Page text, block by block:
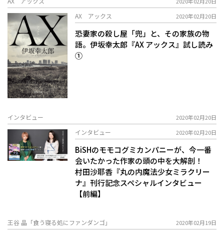
AX アックス 2020年02月20日
恐妻家の殺し屋「兜」と、その家族の物
語。伊坂幸太郎『AX アックス』試し読み
①
インタビュー 2020年02月20日
インタビュー 2020年02月20日
BiSHのモモコグミカンパニーが、今一番
会いたかった作家の頭の中を大解剖！
村田沙耶香『丸の内魔法少女ミラクリー
ナ』刊行記念スペシャルインタビュー
【前編】
王谷 晶「食う寝る処にファンダンゴ」 2020年02月19日